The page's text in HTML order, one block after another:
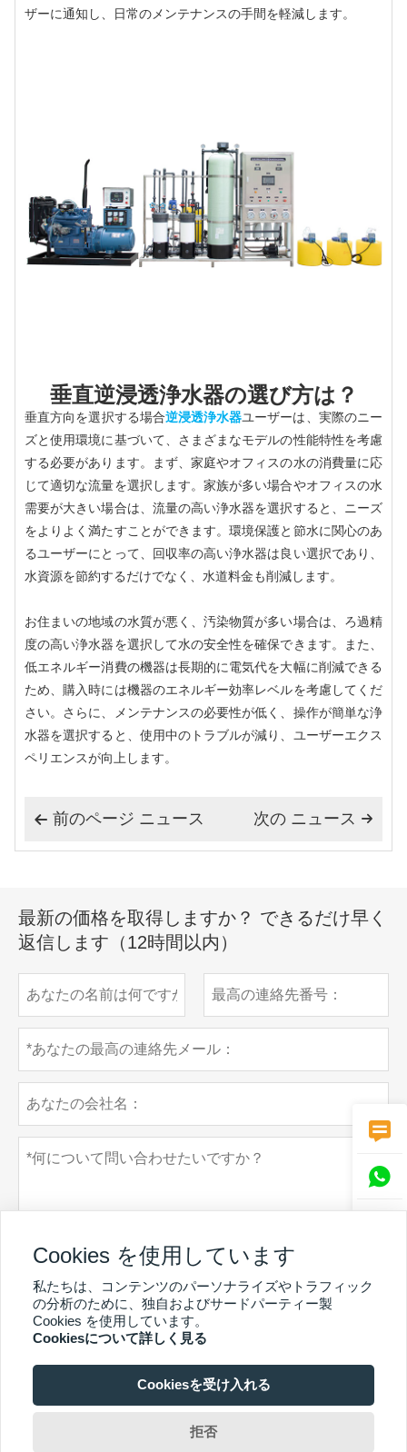
ザーに通知し、日常のメンテナンスの手間を軽減します。
垂直逆浸透浄水器の選び方は？
垂直方向を選択する場合逆浸透浄水器ユーザーは、実際のニー
ズと使用環境に基づいて、さまざまなモデルの性能特性を考慮
する必要があります。まず、家庭やオフィスの水の消費量に応
じて適切な流量を選択します。家族が多い場合やオフィスの水
需要が大きい場合は、流量の高い浄水器を選択すると、ニーズ
をよりよく満たすことができます。環境保護と節水に関心のあ
るユーザーにとって、回収率の高い浄水器は良い選択であり、
水資源を節約するだけでなく、水道料金も削減します。
お住まいの地域の水質が悪く、汚染物質が多い場合は、ろ過精
度の高い浄水器を選択して水の安全性を確保できます。また、
低エネルギー消費の機器は長期的に電気代を大幅に削減できる
ため、購入時には機器のエネルギー効率レベルを考慮してくだ
さい。さらに、メンテナンスの必要性が低く、操作が簡単な浄
水器を選択すると、使用中のトラブルが減り、ユーザーエクス
ペリエンスが向上します。
 前のページ ニュース 
次の ニュース
最新の価格を取得しますか？ できるだけ早く
返信します（12時間以内）
提出する 個人情報保護方針
CopyrightBy©GuangzhouChunkeEnvironmental Technology Co. Ltd.Email：



Cookies を使用しています
私たちは、コンテンツのパーソナライズやトラフィック
の分析のために、独自およびサードパーティー製
Cookies を使用しています。
Cookiesについて詳しく見る
Cookiesを受け入れる
拒否